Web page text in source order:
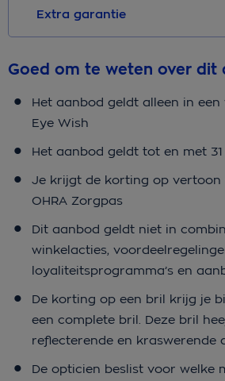
Extra garantie
Goed om te weten over dit
Het aanbod geldt alleen in
Eye Wish
Het aanbod geldt tot en met
Je krijgt de korting op vertoon
OHRA Zorgpas
Dit aanbod geldt niet in
winkelacties,
loyaliteitsprogramma’s en
De korting op een bril krijg je
een complete bril. Deze bril
reflecterende en kraswerende
De opticien beslist voor welke